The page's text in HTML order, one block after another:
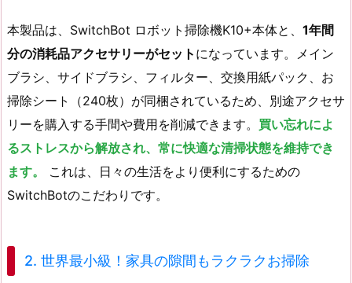
本製品は、SwitchBot ロボット掃除機K10+本体と、 1年間
分の消耗品アクセサリーがセット になっています。メイン
ブラシ、サイドブラシ、フィルター、交換用紙パック、お
掃除シート（240枚）が同梱されているため、別途アクセサ
リーを購入する手間や費用を削減できます。 買い忘れによ
るストレスから解放され、常に快適な清掃状態を維持でき
ます。
これは、日々の生活をより便利にするための
SwitchBotのこだわりです。
2. 世界最小級！家具の隙間もラクラクお掃除